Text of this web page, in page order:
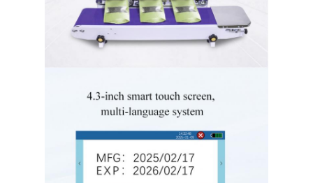
ماشین مهر و موم مستمر